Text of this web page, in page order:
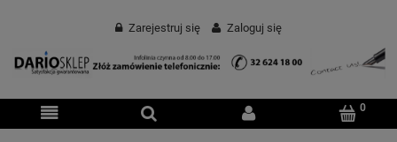
Zarejestruj się Zaloguj się